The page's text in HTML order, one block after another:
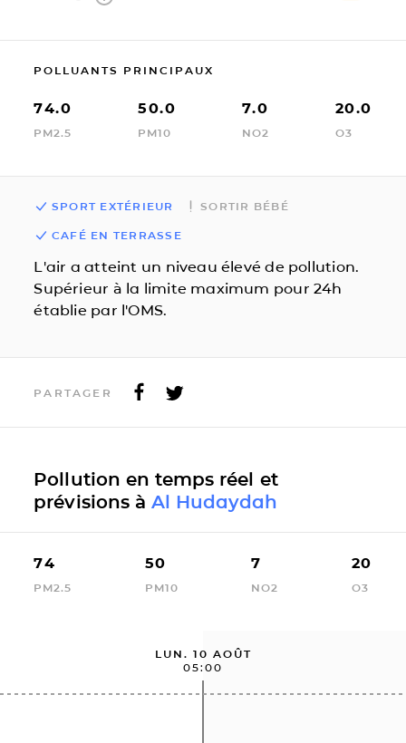
POLLUANTS PRINCIPAUX
74.0
PM2.5
50.0
PM10
7.0
NO2
20.0
O3
SPORT EXTÉRIEUR SORTIR BÉBÉ
CAFÉ EN TERRASSE
L'air a atteint un niveau élevé de pollution.
Supérieur à la limite maximum pour 24h
établie par l'OMS.
PARTAGER
Pollution en temps réel et
prévisions à Al Hudaydah
74
PM2.5
50
PM10
7
NO2
20
O3
LUN. 10 AOÛT
05:00